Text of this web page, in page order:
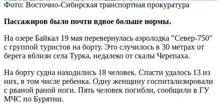
Фото: Восточно-Сибирская транспортная прокуратура
Пассажиров было почти вдвое больше нормы.
На озере Байкал 19 мая перевернулась аэролодка "Север-750"
с группой туристов на борту. Это случилось в 30 метрах от
берега вблизи села Турка, недалеко от скалы Черепаха.
На борту судна находились 18 человек. Спасти удалось 13 из
них, в том числе ребенка. Одну женщину госпитализировали
с рваной раной ноги. Пять человек погибли, сообщили в ГУ
МЧС по Бурятии.